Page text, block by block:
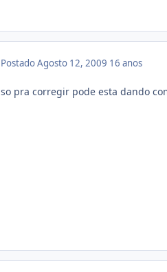
PostadoAgosto 12, 2009 16 anos
so pra corregir pode esta dando